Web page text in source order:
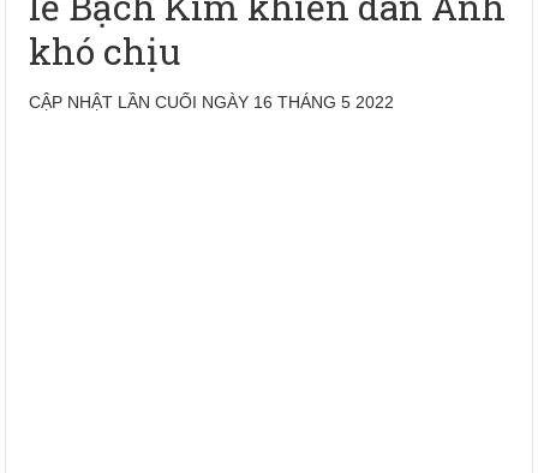
khó chịu
CẬP NHẬT LẦN CUỐI NGÀY 16 THÁNG 5 2022